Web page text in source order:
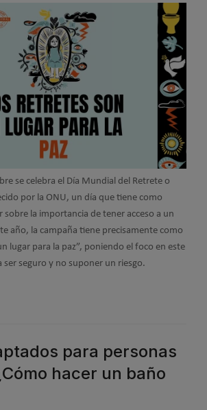
se celebra el Día Mundial del Retrete o
por la ONU, un día que tiene como
la importancia de tener acceso a un
año, la campaña tiene precisamente como
lugar para la paz”, poniendo el foco en este
ser seguro y no suponer un riesgo.
para personas
hacer un baño